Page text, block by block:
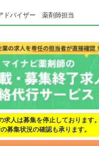
ドバイザー 薬剤師担当
求人は募集を停止しております。
募集状況の確認も承ります。